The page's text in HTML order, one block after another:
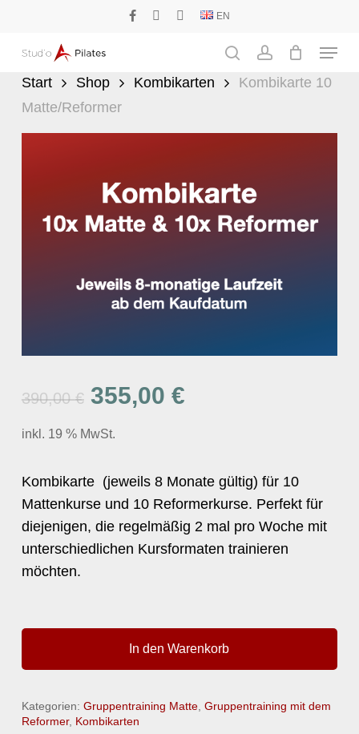
main
content
EN
Menu
Start Shop Kombikarten
Kombikarte 10
Matte/Reformer
390,00€ Ursprünglicher
war:
355,00 €Aktueller
inkl. 19 % MwSt.
Kombikarte (jeweils 8 Monate gültig) für 10
Mattenkurse und 10 Reformerkurse. Perfekt für
diejenigen, die regelmäßig 2 mal pro Woche mit
unterschiedlichen Kursformaten trainieren
möchten.
In den Warenkorb
Kategorien: Gruppentraining Matte, Gruppentraining mit dem
Reformer, Kombikarten